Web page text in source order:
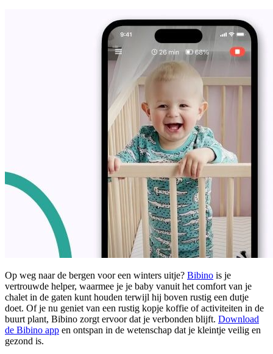
Op weg naar de bergen voor een winters uitje? Bibino is je
vertrouwde helper, waarmee je je baby vanuit het comfort van je
chalet in de gaten kunt houden terwijl hij boven rustig een dutje
doet. Of je nu geniet van een rustig kopje koffie of activiteiten in de
buurt plant, Bibino zorgt ervoor dat je verbonden blijft. Download
de Bibino app en ontspan in de wetenschap dat je kleintje veilig en
gezond is.